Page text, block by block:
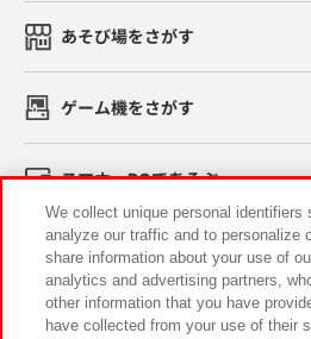
あそび場をさがす
ゲーム機をさがす
スマホ・PCであそぶ
イベント・キャンペーン
We collect unique personal identifiers
analyze our traffic and to personalize
share information about your use of
analytics and advertising partners,
other information that you have
have collected from your use of their